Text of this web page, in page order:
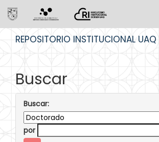
REPOSITORIO INSTITUCIONAL UAQ
Buscar
Buscar:
por